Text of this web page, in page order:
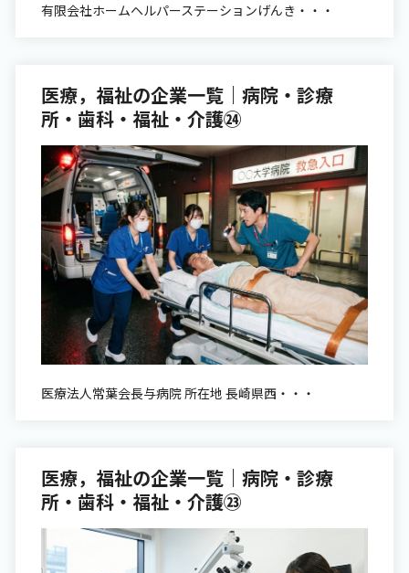
有限会社ホームヘルパーステーションげんき・・・
医療，福祉の企業一覧｜病院・診療
所・歯科・福祉・介護㉔
医療法人常葉会長与病院 所在地 長崎県西・・・
医療，福祉の企業一覧｜病院・診療
所・歯科・福祉・介護㉓